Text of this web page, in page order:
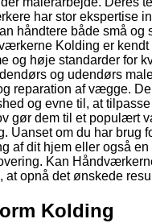
har stor ekspertise
håndtere både små og
Kolding er kendt
og høje standarder for
og udendørs
reparation af vægge.
og evne til, at
gør dem til et populært
Uanset om du har brug
af dit hjem eller også en
Kan
opnå det ønskede
Kolding